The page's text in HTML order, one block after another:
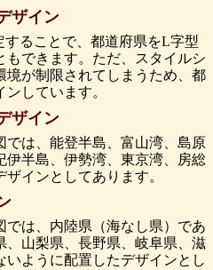
ザイン
ることで、都道府県をL字型
もできます。ただ、スタイルシ
境が制限されてしまうため、都
しています。
ザイン
は、能登半島、富山湾、島原
伊半島、伊勢湾、東京湾、房総
インとしてあります。
は、内陸県（海なし県）であ
、山梨県、長野県、岐阜県、滋
ように配置したデザインとし